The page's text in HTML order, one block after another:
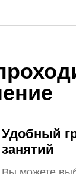
Удобный
занятий